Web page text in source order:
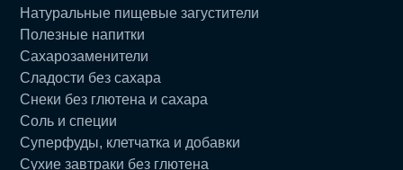
Натуральные пищевые загустители
Полезные напитки
Сахарозаменители
Сладости без сахара
Снеки без глютена и сахара
Соль и специи
Суперфуды, клетчатка и добавки
Сухие завтраки без глютена